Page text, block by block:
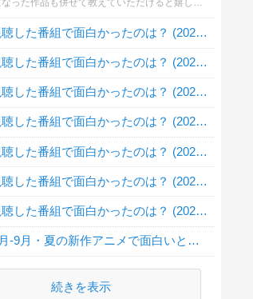
火曜に視聴した番組で面白かったのは？ (2026・夏)
月曜に視聴した番組で面白かったのは？ (2026・夏)
金曜に視聴した番組で面白かったのは？ (2026・夏)
日曜に視聴した番組で面白かったのは？ (2026・夏)
土曜に視聴した番組で面白かったのは？ (2026・夏)
木曜に視聴した番組で面白かったのは？ (2026・夏)
水曜に視聴した番組で面白かったのは？ (2026・夏)
2026年7月-9月・夏の新作アニメで面白いと思うのは？
続きを表示